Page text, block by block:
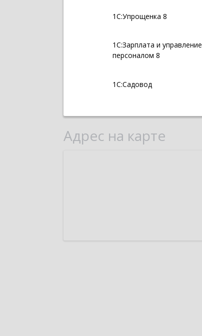
1С:Упрощенка 8
1С:Зарплата и управление
персоналом 8
1С:Садовод
Адрес на карте